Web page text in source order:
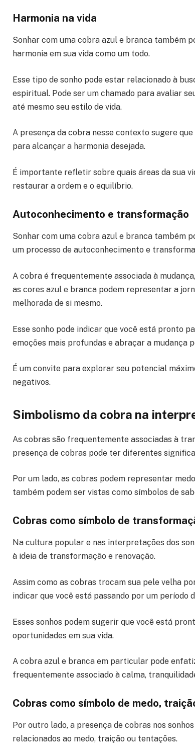
Harmonia na vida
Sonhar com uma cobra azul e branca também
harmonia em sua vida como um todo.
Esse tipo de sonho pode estar relacionado à
espiritual. Pode ser um chamado para avaliar
até mesmo seu estilo de vida.
A presença da cobra nesse contexto sugere
para alcançar a harmonia desejada.
É importante refletir sobre quais áreas da sua
restaurar a ordem e o equilíbrio.
Autoconhecimento e transformação
Sonhar com uma cobra azul e branca também
um processo de autoconhecimento e
A cobra é frequentemente associada à
as cores azul e branca podem representar a
melhorada de si mesmo.
Esse sonho pode indicar que você está pronto
emoções mais profundas e abraçar a mudança
É um convite para explorar seu potencial
negativos.
Simbolismo da cobra na
As cobras são frequentemente associadas à
presença de cobras pode ter diferentes
Por um lado, as cobras podem representar
também podem ser vistas como símbolos de
Cobras como símbolo de
Na cultura popular e nas interpretações dos
à ideia de transformação e renovação.
Assim como as cobras trocam sua pele velha
indicar que você está passando por um período
Esses sonhos podem sugerir que você está
oportunidades em sua vida.
A cobra azul e branca em particular pode
frequentemente associado à calma,
Cobras como símbolo de medo,
Por outro lado, a presença de cobras nos
relacionados ao medo, traição ou tentações.